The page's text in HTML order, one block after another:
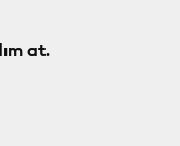
at.